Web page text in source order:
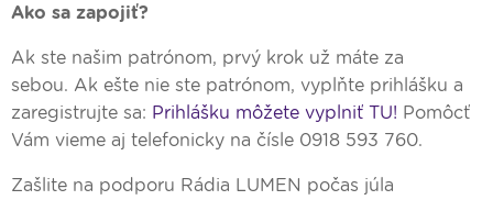
Ako sa zapojiť?
Ak ste našim patrónom, prvý krok už máte za
sebou. Ak ešte nie ste patrónom, vyplňte prihlášku a
zaregistrujte sa: Prihlášku môžete vyplniť TU! Pomôcť
Vám vieme aj telefonicky na čísle 0918 593 760.
Zašlite na podporu Rádia LUMEN počas júla